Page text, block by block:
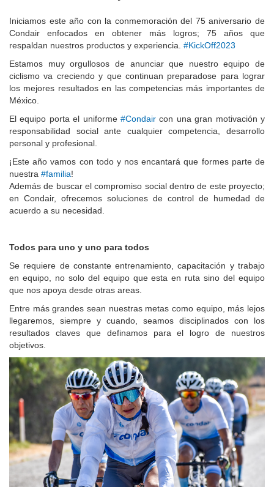
Iniciamos este año con la conmemoración del 75 aniversario de
Condair enfocados en obtener más logros; 75 años que
respaldan nuestros productos y experiencia. #KickOff2023
Estamos muy orgullosos de anunciar que nuestro equipo de
ciclismo va creciendo y que continuan preparadose para lograr
los mejores resultados en las competencias más importantes de
México.
El equipo porta el uniforme #Condair con una gran motivación y
responsabilidad social ante cualquier competencia, desarrollo
personal y profesional.
¡Este año vamos con todo y nos encantará que formes parte de
nuestra #familia!
Además de buscar el compromiso social dentro de este proyecto;
en Condair, ofrecemos soluciones de control de humedad de
acuerdo a su necesidad.
Todos para uno y uno para todos
Se requiere de constante entrenamiento, capacitación y trabajo
en equipo, no solo del equipo que esta en ruta sino del equipo
que nos apoya desde otras areas.
Entre más grandes sean nuestras metas como equipo, más lejos
llegaremos, siempre y cuando, seamos disciplinados con los
resultados claves que definamos para el logro de nuestros
objetivos.